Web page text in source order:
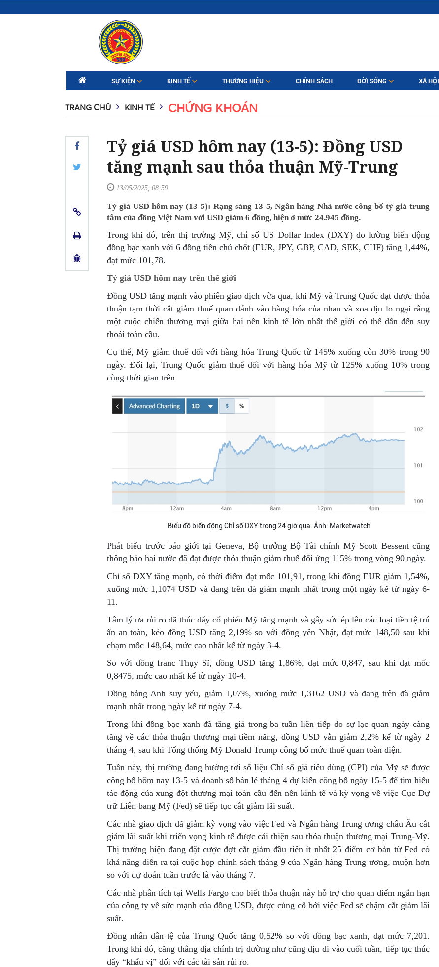
SỰ KIỆN KINH TẾ THƯƠNG HIỆU CHÍNH SÁCH ĐỜI SỐNG XÃ HỘI
TRANG CHỦ KINH TẾ CHỨNG KHOÁN
Tỷ giá USD hôm nay (13-5): Đồng USD
tăng mạnh sau thỏa thuận Mỹ-Trung
13/05/2025, 08:59
Tỷ giá USD hôm nay (13-5): Rạng sáng 13-5, Ngân hàng Nhà nước công bố tỷ giá trung
tâm của đồng Việt Nam với USD giảm 6 đồng, hiện ở mức 24.945 đồng.
Trong khi đó, trên thị trường Mỹ, chỉ số US Dollar Index (DXY) đo lường biến động
đồng bạc xanh với 6 đồng tiền chủ chốt (EUR, JPY, GBP, CAD, SEK, CHF) tăng 1,44%,
đạt mức 101,78.
Tỷ giá USD hôm nay trên thế giới
Đồng USD tăng mạnh vào phiên giao dịch vừa qua, khi Mỹ và Trung Quốc đạt được thỏa
thuận tạm thời cắt giảm thuế quan đánh vào hàng hóa của nhau và xoa dịu lo ngại rằng
một cuộc chiến thương mại giữa hai nền kinh tế lớn nhất thế giới có thể dẫn đến suy
thoái toàn cầu.
Cụ thể, Mỹ giảm thuế đối với hàng hóa Trung Quốc từ 145% xuống còn 30% trong 90
ngày. Đổi lại, Trung Quốc giảm thuế đối với hàng hóa Mỹ từ 125% xuống 10% trong
cùng thời gian trên.
Biểu đồ biến động Chỉ số DXY trong 24 giờ qua. Ảnh: Marketwatch
Phát biểu trước báo giới tại Geneva, Bộ trưởng Bộ Tài chính Mỹ Scott Bessent cũng
thông báo hai nước đã đạt được thỏa thuận giảm thuế đối ứng 115% trong vòng 90 ngày.
Chỉ số DXY tăng mạnh, có thời điểm đạt mốc 101,91, trong khi đồng EUR giảm 1,54%,
xuống mức 1,1074 USD và đang trên đà giảm mạnh nhất trong một ngày kể từ ngày 6-
11.
Tâm lý ưa rủi ro đã thúc đẩy cổ phiếu Mỹ tăng mạnh và gây sức ép lên các loại tiền tệ trú
ẩn an toàn, kéo đồng USD tăng 2,19% so với đồng yên Nhật, đạt mức 148,50 sau khi
chạm mốc 148,64, mức cao nhất kể từ ngày 3-4.
So với đồng franc Thụy Sĩ, đồng USD tăng 1,86%, đạt mức 0,847, sau khi đạt mốc
0,8475, mức cao nhất kể từ ngày 10-4.
Đồng bảng Anh suy yếu, giảm 1,07%, xuống mức 1,3162 USD và đang trên đà giảm
mạnh nhất trong ngày kể từ ngày 7-4.
Trong khi đồng bạc xanh đã tăng giá trong ba tuần liên tiếp do sự lạc quan ngày càng
tăng về các thỏa thuận thương mại tiềm năng, đồng USD vẫn giảm 2,2% kể từ ngày 2
tháng 4, sau khi Tổng thống Mỹ Donald Trump công bố mức thuế quan toàn diện.
Tuần này, thị trường đang hướng tới số liệu Chỉ số giá tiêu dùng (CPI) của Mỹ sẽ được
công bố hôm nay 13-5 và doanh số bán lẻ tháng 4 dự kiến công bố ngày 15-5 để tìm hiểu
tác động của xung đột thương mại toàn cầu đến nền kinh tế và kỳ vọng về việc Cục Dự
trữ Liên bang Mỹ (Fed) sẽ tiếp tục cắt giảm lãi suất.
Các nhà giao dịch đã giảm kỳ vọng vào việc Fed và Ngân hàng Trung ương châu Âu cắt
giảm lãi suất khi triển vọng kinh tế được cải thiện sau thỏa thuận thương mại Trung-Mỹ.
Thị trường hiện đang đặt cược đợt cắt giảm đầu tiên ít nhất 25 điểm cơ bản từ Fed có
khả năng diễn ra tại cuộc họp chính sách tháng 9 của Ngân hàng Trung ương, muộn hơn
so với dự đoán tuần trước là vào tháng 7.
Các nhà phân tích tại Wells Fargo cho biết thỏa thuận này hỗ trợ cho quan điểm ngắn hạn
của công ty về sức mạnh của đồng USD, được củng cố bởi việc Fed sẽ chậm cắt giảm lãi
suất.
Đồng nhân dân tệ của Trung Quốc tăng 0,52% so với đồng bạc xanh, đạt mức 7,201.
Trong khi đó, căng thẳng địa chính trị dường như cũng dịu đi vào cuối tuần, tiếp tục thúc
đẩy “khẩu vị” đối với các tài sản rủi ro.